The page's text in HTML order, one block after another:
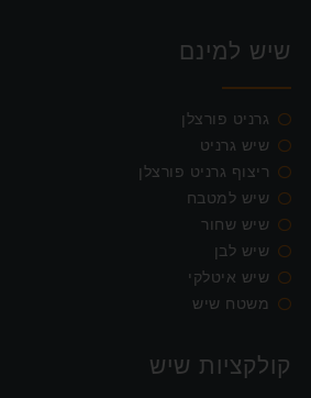
שיש למינם
גרניט פורצלן
שיש גרניט
ריצוף גרניט פורצלן
שיש למטבח
שיש שחור
שיש לבן
שיש איטלקי
משטח שיש
קולקציות שיש